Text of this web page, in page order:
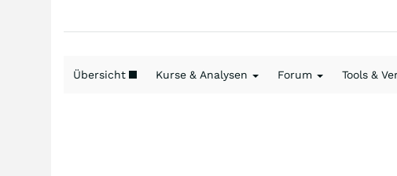
Übersicht Kurse & Analysen Forum Tools &